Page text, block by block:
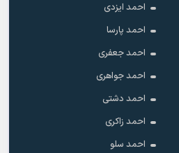
احمد ایزدی
احمد پارسا
احمد جعفری
احمد جواهری
احمد دشتی
احمد زاکری
احمد سلو